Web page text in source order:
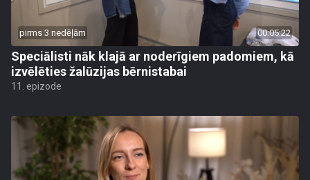
pirms 3 nedēļām 00:05:22
Speciālisti nāk klajā ar noderīgiem padomiem, kā
izvēlēties žalūzijas bērnistabai
11. epizode